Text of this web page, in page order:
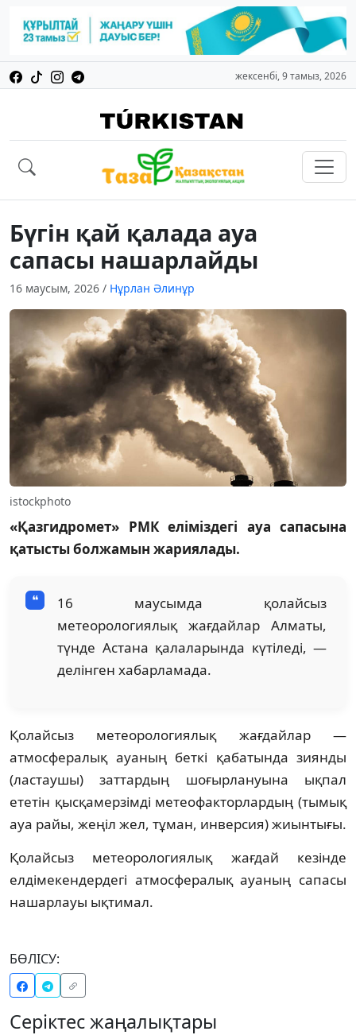
жексенбі, 9 тамыз, 2026
Бүгін қай қалада ауа
сапасы нашарлайды
16 маусым, 2026 / Нұрлан Әлинұр
istockphoto
«Қазгидромет» РМК еліміздегі ауа сапасына
қатысты болжамын жариялады.
16 маусымда қолайсыз
метеорологиялық жағдайлар Алматы,
түнде Астана қалаларында күтіледі, —
делінген хабарламада.
Қолайсыз метеорологиялық жағдайлар —
атмосфералық ауаның беткі қабатында зиянды
(ластаушы) заттардың шоғырлануына ықпал
ететін қысқамерзімді метеофакторлардың (тымық
ауа райы, жеңіл жел, тұман, инверсия) жиынтығы.
Қолайсыз метеорологиялық жағдай кезінде
елдімекендердегі атмосфералық ауаның сапасы
нашарлауы ықтимал.
БӨЛІСУ:
Серіктес жаңалықтары